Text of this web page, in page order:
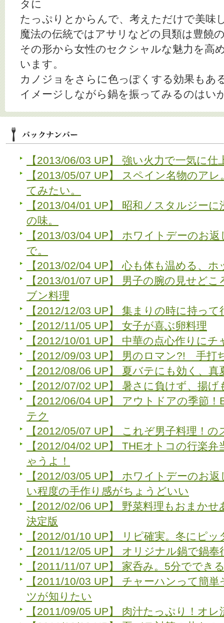
タに
たっぷりとからんで、考えただけで美味
魔法の伝統ではアサリなどの貝類は豊饒
その形から女性のセクシャルな魅力を高
います。
カノジョをさらに色っぽくする効果もあ
イメージしながら鍋を振ってみるのはい
【2013/06/03 UP】 強い火力で一気に
【2013/05/07 UP】 スペイン名物のア
てみたい。
【2013/04/01 UP】 昭和ノスタルジー
の味。
【2013/03/04 UP】 ホワイトデーのお
で。
【2013/02/04 UP】 心も体も温める、
【2013/01/07 UP】 男子の腕の見せど
ブン料理
【2012/12/03 UP】 集まりの時に持っ
【2012/11/05 UP】 女子が喜ぶ卵料理
【2012/10/01 UP】 中華の点心作りに
【2012/09/03 UP】 男のロマン?! 手打
【2012/08/06 UP】 夏バテにも効く、真
【2012/07/02 UP】 暑さに負けず、揚
【2012/06/04 UP】 アウトドアの季節
テク
【2012/05/07 UP】 これぞ男子料理！
【2012/04/02 UP】 THEオトコの行楽
ゃうよ！
【2012/03/05 UP】 ホワイトデーのお
い程度の手作り感がちょうどいい
【2012/02/06 UP】 野菜料理もおまか
決定版
【2012/01/10 UP】 リピ確実。冬にピ
【2011/12/05 UP】 オリジナル鍋で鍋奉
【2011/11/07 UP】 家呑み。5分ででき
【2011/10/03 UP】 チャーハンって簡
ツが知りたい
【2011/09/05 UP】 肉汁たっぷり！オ